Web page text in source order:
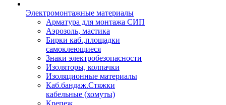
Электромонтажные материалы
Арматура для монтажа СИП
Аэрозоль, мастика
Бирки каб.,площадки
самоклеющиеся
Знаки электробезопасности
Изоляторы, колпачки
Изоляционные материалы
Каб.бандаж.Стяжки
кабельные (хомуты)